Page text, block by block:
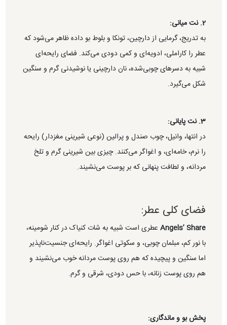
2. نت میانی:
به تدریج، گرمایی از دارچین، تونکا و بلوط بو داده ظاهر می‌شود که
عطر را کاراملی، ادویه‌ای و کمی دودی می‌کند. فضای رایحه‌ای
شبیه به دسرهای چوبی‌شده، نان دارچینی یا نوشیدنی گرم و سنگین
شکل می‌گیرد.
3. نت پایانی:
در انتها، وانیل، چوب صندل و پرالین (نوعی شیرینی مغزدار) رایحه
را نرم، خامه‌ای، و اغواگر می‌کنند. چیزی بین شیرینی گرم و تلخ
مردانه، و لطافت پنهانی که بر پوست می‌نشیند.
فضای کلی عطر:
Angels’ Share عطری است شبیه به شات کنیاک در کنار شومینه،
با نور کم، مبلمان چوبی، و سکوتی اغواگر. رایحه‌ای جنسیت‌ناپذیر
اما سنگین و پیچیده که هم روی پوست مردانه خوب می‌نشیند و
هم روی پوست زنانه، با حس دودی، شرقی و گرم.
پخش بو و ماندگاری: